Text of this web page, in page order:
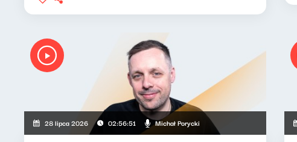
28 lipca 2026 02:56:51 Michał Porycki